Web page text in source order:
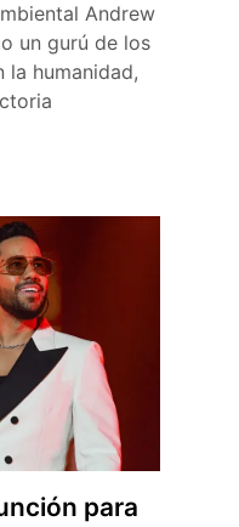
Andrew
un gurú de los
la humanidad,
para